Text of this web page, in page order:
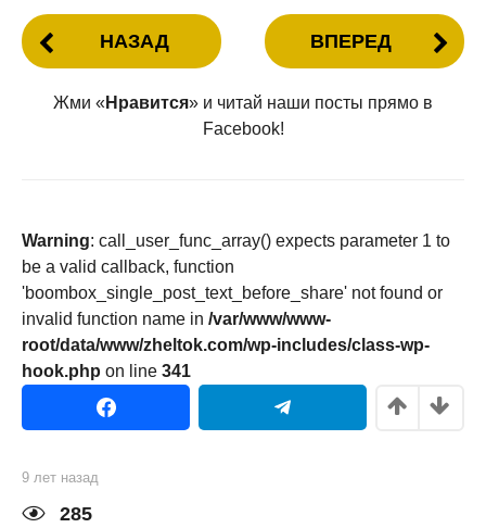
НАЗАД ВПЕРЕД
Жми « Нравится» и читай наши посты прямо в
Facebook!
Warning: call_user_func_array() expects parameter 1 to
be a valid callback, function
'boombox_single_post_text_before_share' not found or
invalid function name in /var/www/www-
root/data/www/zheltok.com/wp-includes/class-wp-
hook.php on line 341
9 лет назад
285